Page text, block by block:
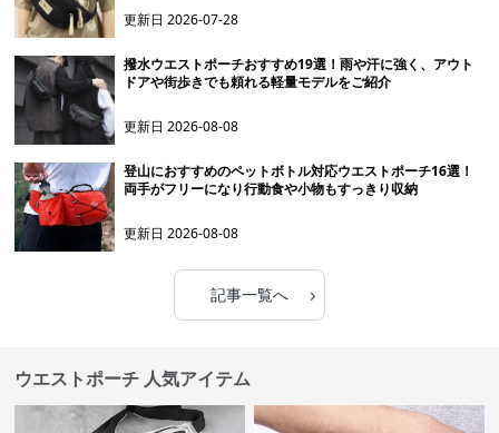
更新日2026-07-28
撥水ウエストポーチおすすめ19選！雨や汗に強く、アウト
ドアや街歩きでも頼れる軽量モデルをご紹介
更新日2026-08-08
登山におすすめのペットボトル対応ウエストポーチ16選！
両手がフリーになり行動食や小物もすっきり収納
更新日2026-08-08
記事一覧へ ›
ウエストポーチ 人気アイテム